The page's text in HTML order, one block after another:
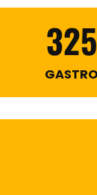
325
GASTRO